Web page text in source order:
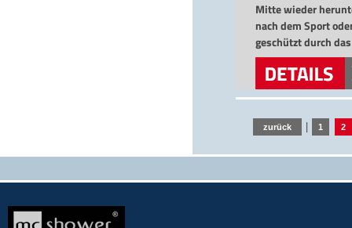
Mitte wieder
nach dem Sport
geschützt durch
zurück | 1 2